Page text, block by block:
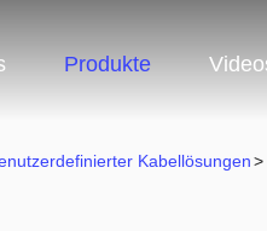
Produkte
Kabellösungen>